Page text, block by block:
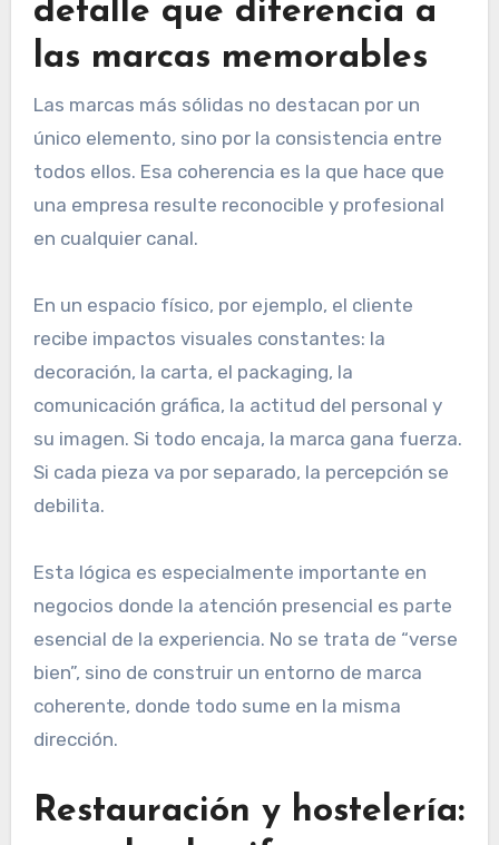
detalle que diferencia a
las marcas memorables
Las marcas más sólidas no destacan por un
único elemento, sino por la consistencia entre
todos ellos. Esa coherencia es la que hace que
una empresa resulte reconocible y profesional
en cualquier canal.
En un espacio físico, por ejemplo, el cliente
recibe impactos visuales constantes: la
decoración, la carta, el packaging, la
comunicación gráfica, la actitud del personal y
su imagen. Si todo encaja, la marca gana fuerza.
Si cada pieza va por separado, la percepción se
debilita.
Esta lógica es especialmente importante en
negocios donde la atención presencial es parte
esencial de la experiencia. No se trata de “verse
bien”, sino de construir un entorno de marca
coherente, donde todo sume en la misma
dirección.
Restauración y hostelería: